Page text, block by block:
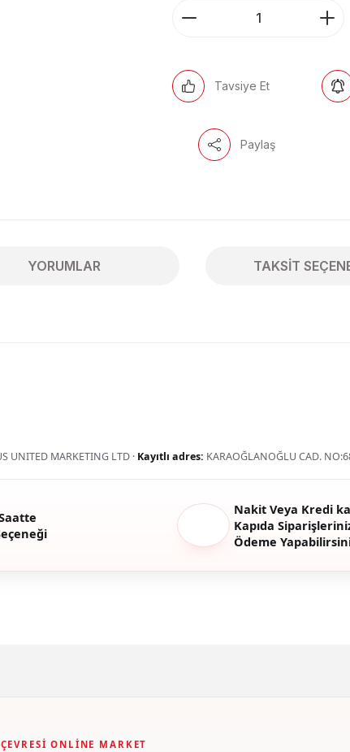
Tavsiye Et
Paylaş
YORUMLAR TAKSIT
UNITED MARKETING LTD · Kayıtlı adres: KARAOĞLANOĞLU CAD.
Nakit Veya Kredi
Kapıda
Ödeme
ONLINE MARKET